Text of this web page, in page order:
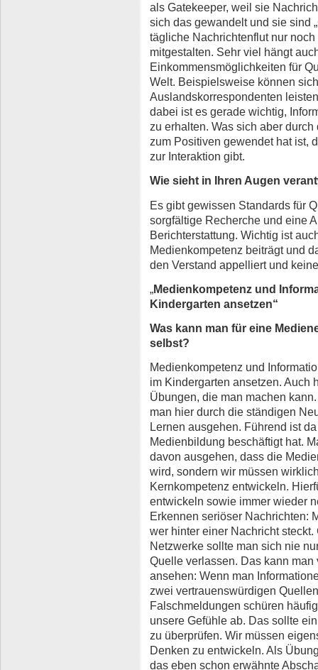
als Gatekeeper, weil sie
sich das gewandelt und sie sind
tägliche Nachrichtenflut nur
mitgestalten. Sehr viel hängt
Einkommensmöglichkeiten für
Welt. Beispielsweise können
Auslandskorrespondenten
dabei ist es gerade wichtig,
zu erhalten. Was sich aber
zum Positiven gewendet hat ist,
zur Interaktion gibt.
Wie sieht in Ihren Augen
Es gibt gewissen Standards für
sorgfältige Recherche und eine
Berichterstattung. Wichtig ist
Medienkompetenz beiträgt und
den Verstand appelliert und
„Medienkompetenz und
Kindergarten ansetzen“
Was kann man für eine
selbst?
Medienkompetenz und
im Kindergarten ansetzen. Auch
Übungen, die man machen
man hier durch die ständigen
Lernen ausgehen. Führend ist
Medienbildung beschäftigt hat.
davon ausgehen, dass die
wird, sondern wir müssen
Kernkompetenz entwickeln.
entwickeln sowie immer wieder
Erkennen seriöser Nachrichten:
wer hinter einer Nachricht
Netzwerke sollte man sich nie
Quelle verlassen. Das kann
ansehen: Wenn man
zwei vertrauenswürdigen
Falschmeldungen schüren
unsere Gefühle ab. Das sollte
zu überprüfen. Wir müssen
Denken zu entwickeln. Als
das eben schon erwähnte